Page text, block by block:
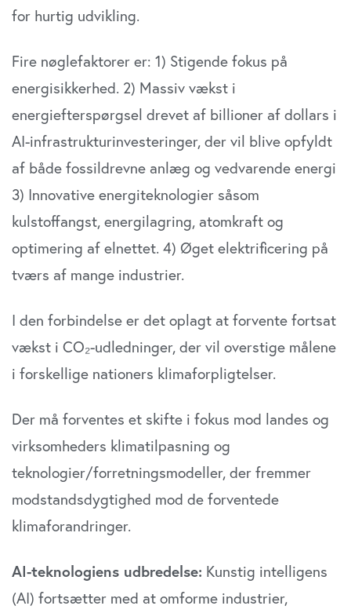
for hurtig udvikling.
Fire nøglefaktorer er: 1) Stigende fokus på
energisikkerhed. 2) Massiv vækst i
energiefterspørgsel drevet af billioner af dollars i
AI-infrastrukturinvesteringer, der vil blive opfyldt
af både fossildrevne anlæg og vedvarende energi
3) Innovative energiteknologier såsom
kulstoffangst, energilagring, atomkraft og
optimering af elnettet. 4) Øget elektrificering på
tværs af mange industrier.
I den forbindelse er det oplagt at forvente fortsat
vækst i CO₂-udledninger, der vil overstige målene
i forskellige nationers klimaforpligtelser.
Der må forventes et skifte i fokus mod landes og
virksomheders klimatilpasning og
teknologier/forretningsmodeller, der fremmer
modstandsdygtighed mod de forventede
klimaforandringer.
AI-teknologiens udbredelse: Kunstig intelligens
(AI) fortsætter med at omforme industrier,